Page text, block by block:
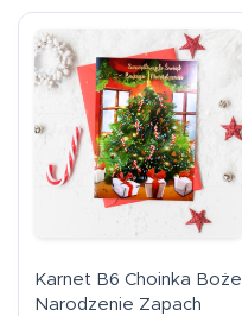
Karnet B6 Choinka Boże
Narodzenie Zapach